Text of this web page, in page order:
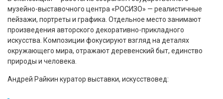
музейно-выставочного центра «РОСИЗО» — реалистичные
пейзажи, портреты и графика. Отдельное место занимают
произведения авторского декоративно-прикладного
искусства. Композиции фокусируют взгляд на деталях
окружающего мира, отражают деревенский быт, единство
природы и человека.
Андрей Райкин куратор выставки, искусствовед: